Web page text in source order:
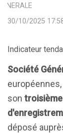
30/10/2025
Indicateur
Société
son
déposé